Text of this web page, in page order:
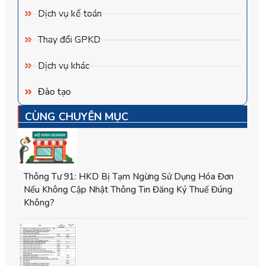
Dịch vụ kế toán
Thay đổi GPKD
Dịch vụ khác
Đào tạo
CÙNG CHUYÊN MỤC
Thông Tư 91: HKD Bị Tạm Ngừng Sử Dụng Hóa Đơn
Nếu Không Cập Nhật Thông Tin Đăng Ký Thuế Đúng
Không?